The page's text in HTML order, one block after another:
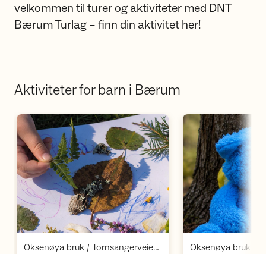
velkommen til turer og aktiviteter med DNT
Bærum Turlag – finn din aktivitet her!
Aktiviteter for barn i Bærum
Åpne aktivitet
Oksenøya bruk / Tornsangerveien 9-21 Fornebu / Fornebu